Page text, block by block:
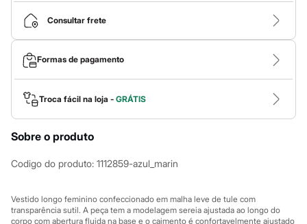
Saias
Shorts e Bermudas
Vestidos
Acessórios
Bolsas
Bonés e Chapéus
Bijoux
Cintos
Óculos
Relógios
Calçados
Botas
Rasteirinhas
Tênis
Marcas
Consultar frete
Formas de pagamento
Troca fácil na loja - GRÁTIS
Sobre o produto
Codigo do produto: 1112859-azul_marin
Vestido longo feminino confeccionado em malha leve de tule com
transparência sutil. A peça tem a modelagem sereia ajustada ao longo do
corpo com abertura fluida na base e o caimento é confortavelmente ajustado